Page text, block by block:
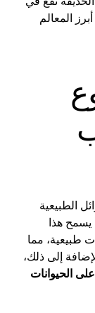
المعالم
الطبيعية
يسمح هذا
طبيعية، مما
إلى ذلك،
الحيوانات